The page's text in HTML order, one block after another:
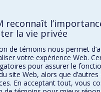
ARTS ET DES SCIENCES
reconnaît
la vie privée
de témoins nous permet
votre expérience Web.
pour assurer le
site Web, alors que
En acceptant tout, vous